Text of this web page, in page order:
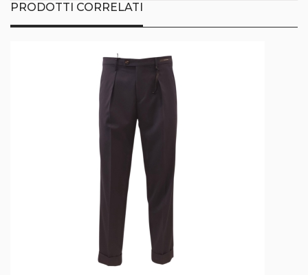
PRODOTTI CORRELATI